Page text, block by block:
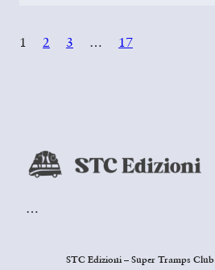
1 2 3 … 17
…
STC Edizioni – Super Tramps Club